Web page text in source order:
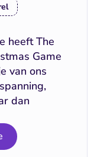
heeft The
Game
van ons
dan